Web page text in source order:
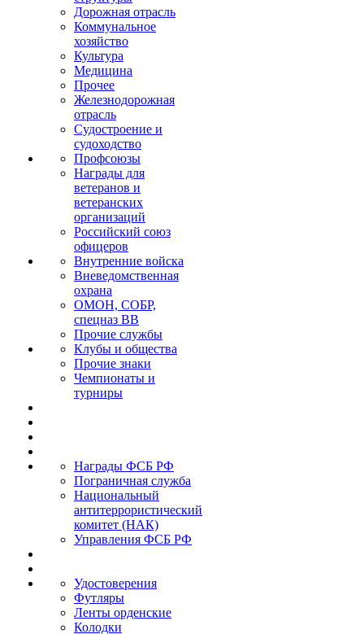
Дорожная отрасль
Коммунальное
хозяйство
Культура
Медицина
Прочее
Железнодорожная
отрасль
Судостроение и
судоходство
Профсоюзы
Награды для
ветеранов и
ветеранских
организаций
Российский союз
офицеров
Внутренние войска
Вневедомственная
охрана
ОМОН, СОБР,
спецназ ВВ
Прочие службы
Клубы и общества
Прочие знаки
Чемпионаты и
турниры
Награды ФСБ РФ
Пограничная служба
Национальный
антитеррористический
комитет (НАК)
Управления ФСБ РФ
Удостоверения
Футляры
Ленты орденские
Колодки